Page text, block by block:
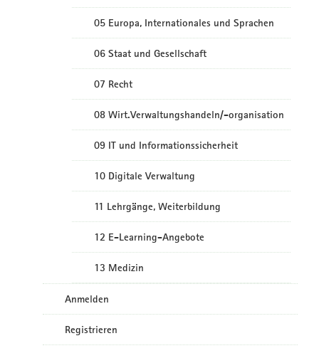
05 Europa, Internationales und Sprachen
06 Staat und Gesellschaft
07 Recht
08 Wirt.Verwaltungshandeln/-organisation
09 IT und Informationssicherheit
10 Digitale Verwaltung
11 Lehrgänge, Weiterbildung
12 E-Learning-Angebote
13 Medizin
Anmelden
Registrieren